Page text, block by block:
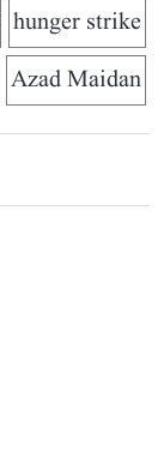
hunger strike
Azad Maidan